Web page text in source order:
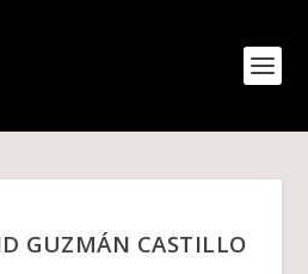
GUZMÁN CASTILLO